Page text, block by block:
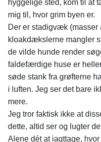
hyggelige sted, kom til at
mig til, hvor grim byen er.
Der er stadigvæk (masser
kloakdækslerne mangler
de vilde hunde render
faldefærdige huse er
søde stank fra grøfterne
i luften. Jeg ser det bare
mere.
Jeg tror faktisk ikke at
dette, altid ser og lugter
Alene dét at iagttage,